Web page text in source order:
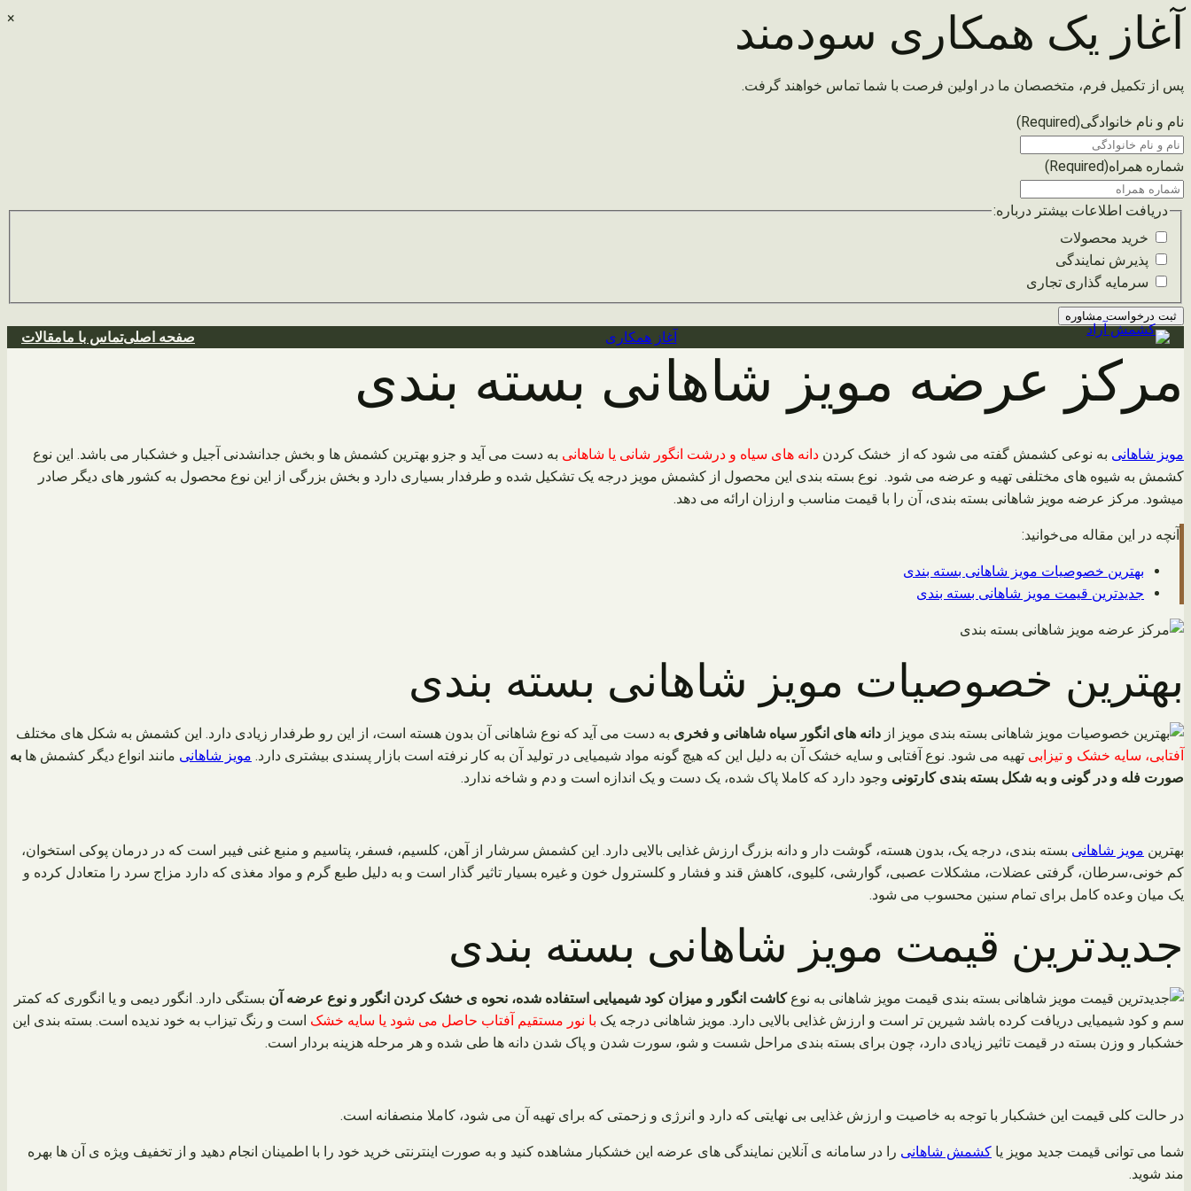
× آغاز یک همکاری سودمند
پس از تکمیل فرم، متخصصان ما در اولین فرصت با شما تماس خواهند گرفت.
نام و نام خانوادگی(Required)
شماره همراه(Required)
دریافت اطلاعات بیشتر درباره:
خرید محصولات
پذیرش نمایندگی
سرمایه گذاری تجاری
رفتن
محتوا
آغاز همکاری صفحه اصلیتماس با مامقالات
مرکز عرضه مویز شاهانی بسته بندی
مویز شاهانی به نوعی کشمش گفته می شود که از خشک کردن دانه های سیاه و درشت انگور شانی یا شاهانی به دست می آید و جزو بهترین کشمش ها و بخش جدانشدنی آجیل و خشکبار می باشد. این نوع
کشمش به شیوه های مختلفی تهیه و عرضه می شود. نوع بسته بندی این محصول از کشمش مویز درجه یک تشکیل شده و طرفدار بسیاری دارد و بخش بزرگی از این نوع محصول به کشور های دیگر صادر
میشود. مرکز عرضه مویز شاهانی بسته بندی، آن را با قیمت مناسب و ارزان ارائه می دهد.
آنچه در این مقاله می‌خوانید:
بهترین خصوصیات مویز شاهانی بسته بندی
جدیدترین قیمت مویز شاهانی بسته بندی
بهترین خصوصیات مویز شاهانی بسته بندی
مویز از دانه های انگور سیاه شاهانی و فخری به دست می آید که نوع شاهانی آن بدون هسته است، از این رو طرفدار زیادی دارد. این کشمش به شکل های مختلف
آفتابی، سایه خشک و تیزابی تهیه می شود. نوع آفتابی و سایه خشک آن به دلیل این که هیچ گونه مواد شیمیایی در تولید آن به کار نرفته است بازار پسندی بیشتری دارد. مویز شاهانی مانند انواع دیگر کشمش ها به
صورت فله و در گونی و به شکل بسته بندی کارتونی وجود دارد که کاملا پاک شده، یک دست و یک اندازه است و دم و شاخه ندارد.
بهترین مویز شاهانی بسته بندی، درجه یک، بدون هسته، گوشت دار و دانه بزرگ ارزش غذایی بالایی دارد. این کشمش سرشار از آهن، کلسیم، فسفر، پتاسیم و منبع غنی فیبر است که در درمان پوکی استخوان،
کم خونی،سرطان، گرفتی عضلات، مشکلات عصبی، گوارشی، کلیوی، کاهش قند و فشار و کلسترول خون و غیره بسیار تاثیر گذار است و به دلیل طبع گرم و مواد مغذی که دارد مزاج سرد را متعادل کرده و
یک میان وعده کامل برای تمام سنین محسوب می شود.
جدیدترین قیمت مویز شاهانی بسته بندی
قیمت مویز شاهانی به نوعکاشت انگور و میزان کود شیمیایی استفاده شده، نحوه ی خشک کردن انگور و نوع عرضه آن بستگی دارد. انگور دیمی و یا انگوری که کمتر
سم و کود شیمیایی دریافت کرده باشد شیرین تر است و ارزش غذایی بالایی دارد. مویز شاهانی درجه یک با نور مستقیم آفتاب حاصل می شود یا سایه خشک است و رنگ تیزاب به خود ندیده است. بسته بندی این
خشکبار و وزن بسته در قیمت تاثیر زیادی دارد، چون برای بسته بندی مراحل شست و شو، سورت شدن و پاک شدن دانه ها طی شده و هر مرحله هزینه بردار است.
در حالت کلی قیمت این خشکبار با توجه به خاصیت و ارزش غذایی بی نهایتی که دارد و انرژی و زحمتی که برای تهیه آن می شود، کاملا منصفانه است.
شما می توانی قیمت جدید مویز یا کشمش شاهانی را در سامانه ی آنلاین نمایندگی های عرضه این خشکبار مشاهده کنید و به صورت اینترنتی خرید خود را با اطمینان انجام دهید و از تخفیف ویژه ی آن ها بهره
مند شوید.